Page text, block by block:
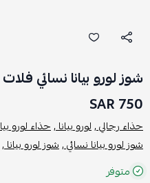
شوز لورو بيانا نسائي
750 SAR
حذاء رجالي ,لورو بيانا ,حذاء لورو
شوز لورو بيانا نسائي ,شوز لورو بيانا ,
متوفر